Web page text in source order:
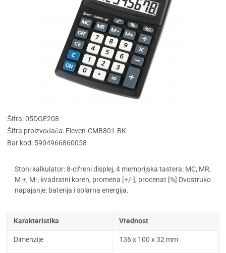
Šifra: 05DGE208
Šifra proizvođača: Eleven-CMB801-BK
Bar kod: 5904966860058
Stoni kalkulator: 8-cifreni displej, 4 memorijska tastera: MC, MR,
M +, M-, kvadratni koren, promena [+/-], procenat [%] Dvostruko
napajanje: baterija i solarna energija.
Karakteristika Vrednost
Dimenzije 136 x 100 x 32 mm